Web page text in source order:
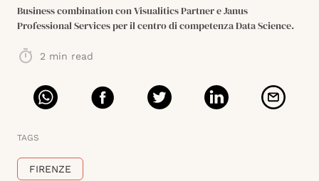
Business combination con Visualitics Partner e Janus
Professional Services per il centro di competenza Data Science.
2 min read
TAGS
FIRENZE